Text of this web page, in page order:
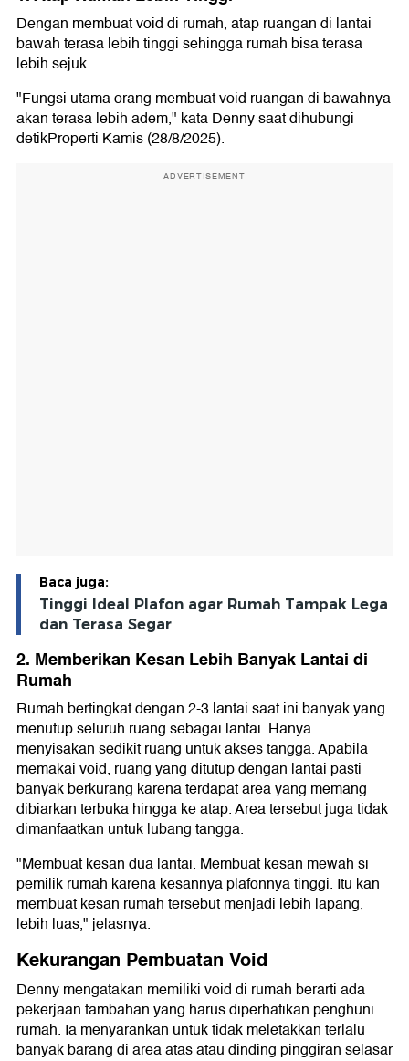
Dengan membuat void di rumah, atap ruangan di lantai
bawah terasa lebih tinggi sehingga rumah bisa terasa
lebih sejuk.
"Fungsi utama orang membuat void ruangan di bawahnya
akan terasa lebih adem," kata Denny saat dihubungi
detikProperti Kamis (28/8/2025).
ADVERTISEMENT
Baca juga:
Tinggi Ideal Plafon agar Rumah Tampak Lega
dan Terasa Segar
2. Memberikan Kesan Lebih Banyak Lantai di
Rumah
Rumah bertingkat dengan 2-3 lantai saat ini banyak yang
menutup seluruh ruang sebagai lantai. Hanya
menyisakan sedikit ruang untuk akses tangga. Apabila
memakai void, ruang yang ditutup dengan lantai pasti
banyak berkurang karena terdapat area yang memang
dibiarkan terbuka hingga ke atap. Area tersebut juga tidak
dimanfaatkan untuk lubang tangga.
"Membuat kesan dua lantai. Membuat kesan mewah si
pemilik rumah karena kesannya plafonnya tinggi. Itu kan
membuat kesan rumah tersebut menjadi lebih lapang,
lebih luas," jelasnya.
Kekurangan Pembuatan Void
Denny mengatakan memiliki void di rumah berarti ada
pekerjaan tambahan yang harus diperhatikan penghuni
rumah. Ia menyarankan untuk tidak meletakkan terlalu
banyak barang di area atas atau dinding pinggiran selasar